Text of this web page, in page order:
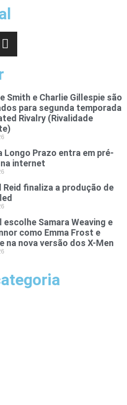
Smith e Charlie Gillespie são
para segunda temporada
Rivalry (Rivalidade
Longo Prazo entra em pré-
internet
Reid finaliza a produção de
escolhe Samara Weaving e
como Emma Frost e
na nova versão dos X-Men